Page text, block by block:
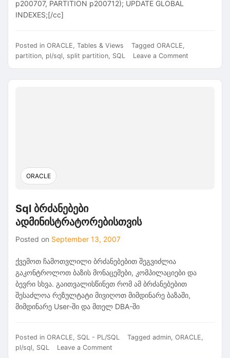
p200707, PARTITION p200712); UPDATE GLOBAL
INDEXES;[/cc]
Posted in ORACLE, Tables & Views Tagged ORACLE,
partition, pl/sql, split partition, SQL Leave a Comment
ORACLE
Sql ბრძანებები
ადმინისტრატორებისთვის
Posted on September 13, 2007
ქვემოთ ჩამოთვლილი ბრძანებებით შეგვიძლია
გაკონტროლოთ ბაზის მონაცემები, კომპილაციები და
ბევრი სხვა. გაითვალისწინეთ რომ ამ ბრძანებებით
შესაძლოა რეზულტატი მივიღოთ მიმდინარე ბაზაში,
მიმდინარე User-ში და მთელ DBA-ში
Posted in ORACLE, SQL - PL/SQL Tagged admin, ORACLE,
pl/sql, SQL Leave a Comment